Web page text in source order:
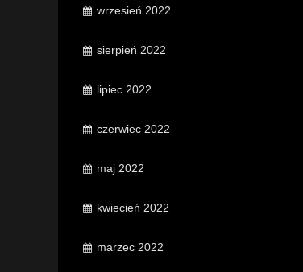
wrzesień 2022
sierpień 2022
lipiec 2022
czerwiec 2022
maj 2022
kwiecień 2022
marzec 2022